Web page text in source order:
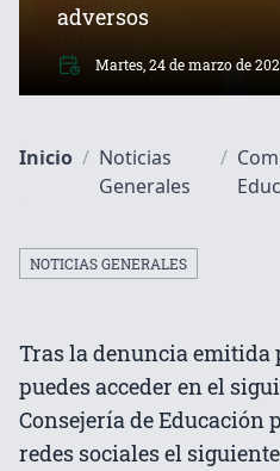
adversos
Martes, 24 de marzo de
Inicio / Noticias
Generales
/
NOTICIAS GENERALES
Tras la denuncia emitida
puedes acceder en el
Consejería de Educación
redes sociales el